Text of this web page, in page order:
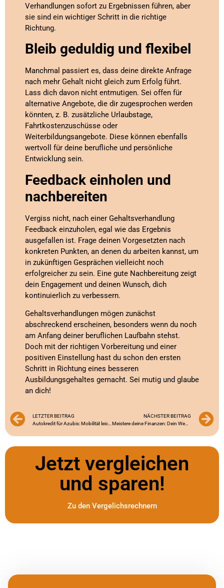
Verhandlungen sofort zu Ergebnissen führen, aber
sie sind ein wichtiger Schritt in die richtige
Richtung.
Bleib geduldig und flexibel
Manchmal passiert es, dass deine direkte Anfrage
nach mehr Gehalt nicht gleich zum Erfolg führt.
Lass dich davon nicht entmutigen. Sei offen für
alternative Angebote, die dir zugesprochen werden
könnten, z. B. zusätzliche Urlaubstage,
Fahrtkostenzuschüsse oder
Weiterbildungsangebote. Diese können ebenfalls
wertvoll für deine berufliche und persönliche
Entwicklung sein.
Feedback einholen und
nachbereiten
Vergiss nicht, nach einer Gehaltsverhandlung
Feedback einzuholen, egal wie das Ergebnis
ausgefallen ist. Frage deinen Vorgesetzten nach
konkreten Punkten, an denen du arbeiten kannst, um
in zukünftigen Gesprächen vielleicht noch
erfolgreicher zu sein. Eine gute Nachbereitung zeigt
dein Engagement und deinen Wunsch, dich
kontinuierlich zu verbessern.
Gehaltsverhandlungen mögen zunächst
abschreckend erscheinen, besonders wenn du noch
am Anfang deiner beruflichen Laufbahn stehst.
Doch mit der richtigen Vorbereitung und einer
positiven Einstellung hast du schon den ersten
Schritt in Richtung eines besseren
Ausbildungsgehaltes gemacht. Sei mutig und glaube
an dich!
LETZTER BEITRAG
NÄCHSTER BEITRAG
Meistere deine Finanzen: Dein Weg zur Unabhängigkeit während der Ausbildung
Jetzt vergleichen
und sparen!
Zu den Vergelichsrechnern